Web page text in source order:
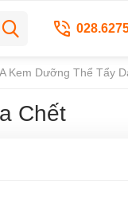
Kem Dưỡng Thể Tẩy
Chết